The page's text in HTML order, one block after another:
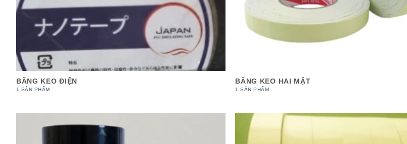
BĂNG KEO ĐIỆN
1 SẢN PHẨM
BĂNG KEO HAI MẶT
1 SẢN PHẨM